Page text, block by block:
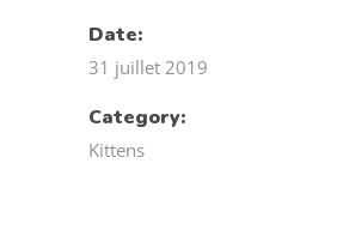
Date:
31 juillet 2019
Category:
Kittens